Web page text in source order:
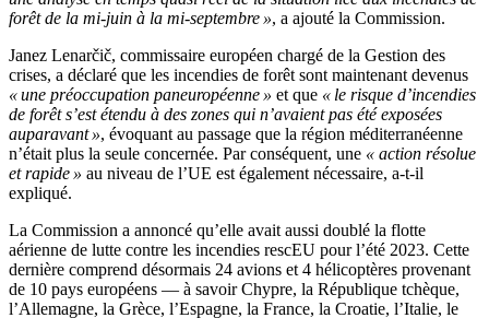
forêt de la mi-juin à la mi-septembre », a ajouté la Commission.
Janez Lenarčič, commissaire européen chargé de la Gestion des
crises, a déclaré que les incendies de forêt sont maintenant devenus
« une préoccupation paneuropéenne » et que « le risque d’incendies
de forêt s’est étendu à des zones qui n’avaient pas été exposées
auparavant », évoquant au passage que la région méditerranéenne
n’était plus la seule concernée. Par conséquent, une « action résolue
et rapide » au niveau de l’UE est également nécessaire, a-t-il
expliqué.
La Commission a annoncé qu’elle avait aussi doublé la flotte
aérienne de lutte contre les incendies rescEU pour l’été 2023. Cette
dernière comprend désormais 24 avions et 4 hélicoptères provenant
de 10 pays européens — à savoir Chypre, la République tchèque,
l’Allemagne, la Grèce, l’Espagne, la France, la Croatie, l’Italie, le